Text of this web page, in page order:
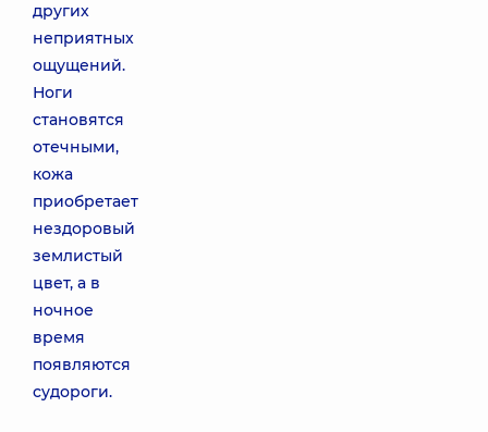
других
неприятных
ощущений.
Ноги
становятся
отечными,
кожа
приобретает
нездоровый
землистый
цвет, а в
ночное
время
появляются
судороги.